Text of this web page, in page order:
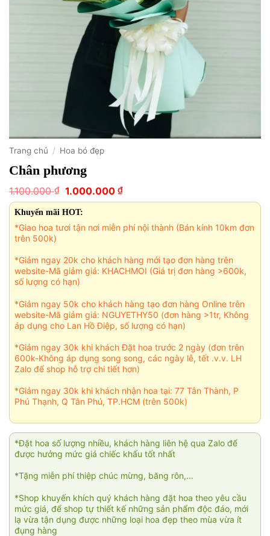
Trang chủ / Hoa bó đẹp
Chân phương
1.100.000₫ Giá
gốc
là:
1.100.000 ₫.
1.000.000 ₫Giá
hiện
1.000.000 ₫.
Khuyến mãi HOT:
*Giao hoa tươi tận nơi miễn phí nội thành (Bán kính 10km đơn
trên 500k)
*Giảm ngay 20k cho khách hàng mới tạo đơn hàng trên
website-Mã giảm giá: KHACHMOI (Giá trị đơn hàng >600k,
số lượng có hạn)
*Giảm ngay 50k cho khách hàng tạo đơn hàng Online trên
website-Mã giảm giá: NGUYETHY50 (đơn hàng >1tr, Không
áp dụng cho Lan Hồ Điệp, số lượng có hạn)
*Giảm ngay 30k khi khách Đặt hoa trước 2 ngày (đơn trên
600k-Không áp dụng song song, các ngày lễ, tết .v.v. LH
Zalo để shop hỗ trợ chi tiết hơn)
*Giảm ngay 30k khi khách nhận hoa tại: 77 Tân Thành, P
Phú Thạnh, Q Tân Phú, TP.HCM (trên 500k)
*Đặt hoa số lượng nhiều, khách hàng liên hệ qua Zalo để
được hưởng mức giá chiếc khấu tốt nhất
*Tặng miễn phí thiệp chúc mừng, băng rôn,...
*Shop khuyến khích quý khách hàng đặt hoa theo yêu cầu
mức giá, để shop tự thiết kế những sản phẩm độc đáo, mới
lạ vừa tận dụng được những loại hoa đẹp theo mùa vừa ít
đụng hàng